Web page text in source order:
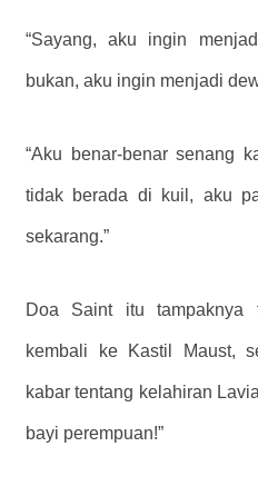
“Sayang, aku ingin
bukan, aku ingin menjadi
“Aku benar-benar senang
tidak berada di kuil, aku
sekarang.”
Doa Saint itu tampaknya
kembali ke Kastil Maust,
kabar tentang kelahiran
bayi perempuan!”